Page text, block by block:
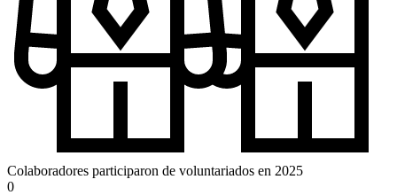
Colaboradores participaron de voluntariados en 2025
0